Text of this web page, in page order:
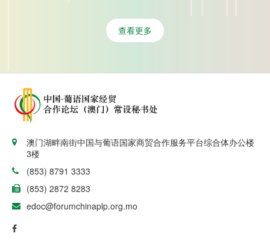
查看更多
澳门湖畔南街中国与葡语国家商贸合作服务平台综合体办公楼
3楼
(853) 8791 3333
(853) 2872 8283
edoc@forumchinaplp.org.mo